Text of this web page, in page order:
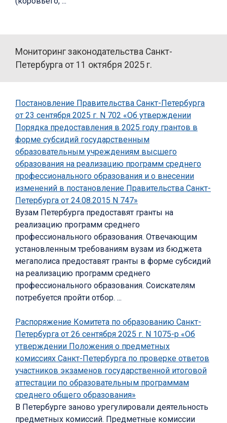
Мониторинг законодательства Санкт-
Петербурга от 11 октября 2025 г.
Постановление Правительства Санкт-Петербурга
от 23 сентября 2025 г. N 702 «Об утверждении
Порядка предоставления в 2025 году грантов в
форме субсидий государственным
образовательным учреждениям высшего
образования на реализацию программ среднего
профессионального образования и о внесении
изменений в постановление Правительства Санкт-
Петербурга от 24.08.2015 N 747»
Вузам Петербурга предоставят гранты на
реализацию программ среднего
профессионального образования. Отвечающим
установленным требованиям вузам из бюджета
мегаполиса предоставят гранты в форме субсидий
на реализацию программ среднего
профессионального образования. Соискателям
потребуется пройти отбор. ...
Распоряжение Комитета по образованию Санкт-
Петербурга от 26 сентября 2025 г. N 1075-р «Об
утверждении Положения о предметных
комиссиях Санкт-Петербурга по проверке ответов
участников экзаменов государственной итоговой
аттестации по образовательным программам
среднего общего образования»
В Петербурге заново урегулировали деятельность
предметных комиссий. Предметные комиссии